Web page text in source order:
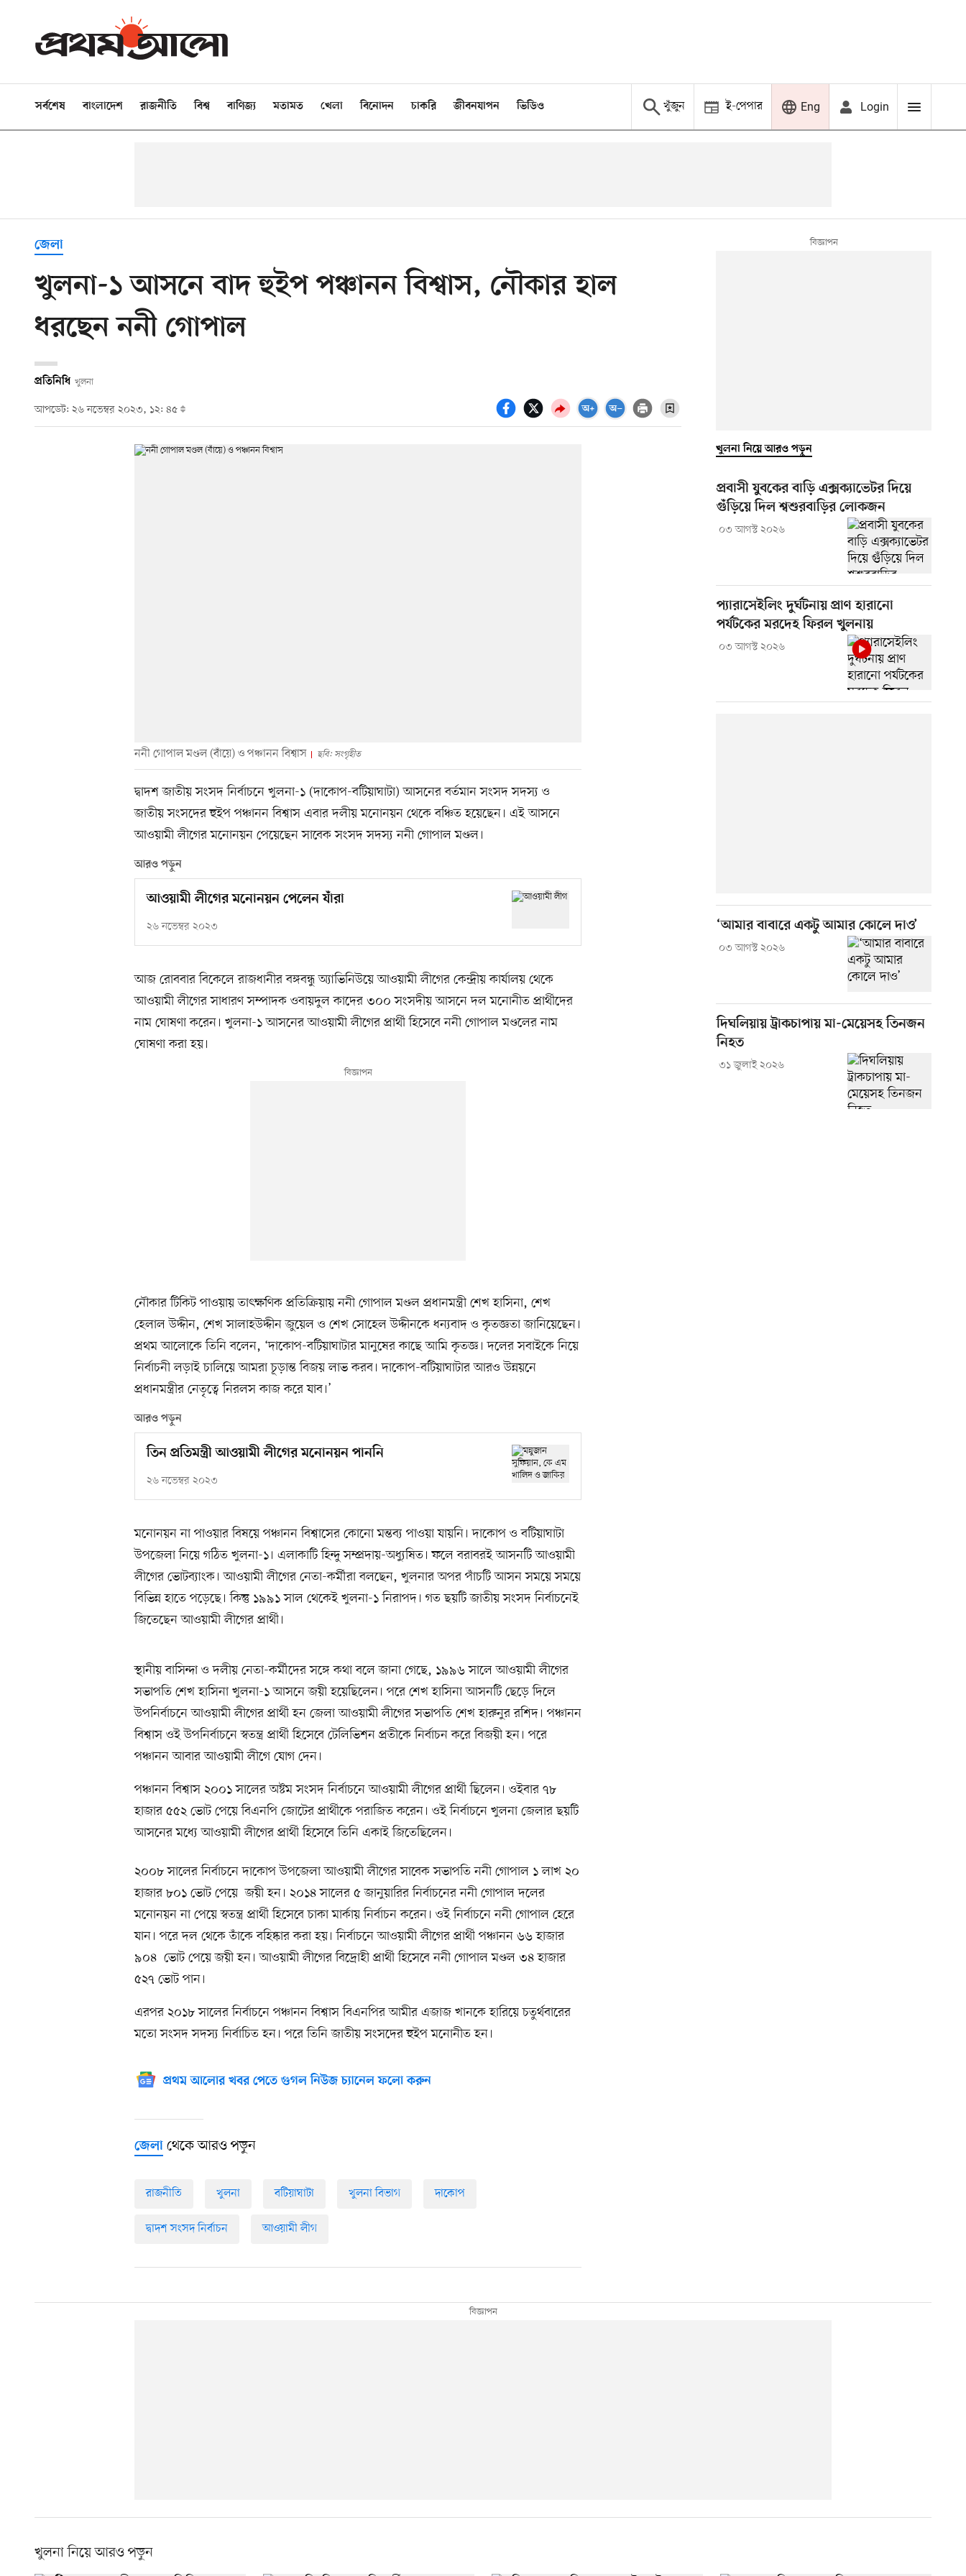
সর্বশেষ বাংলাদেশ রাজনীতি বিশ্ব বাণিজ্য মতামত খেলা বিনোদন চাকরি জীবনযাপন ভিডিও খুঁজুন ই-পেপার Eng Login
জেলা
খুলনা-১ আসনে বাদ হুইপ পঞ্চানন বিশ্বাস, নৌকার হাল
ধরছেন ননী গোপাল
প্রতিনিধি খুলনা
আপডেট: ২৬ নভেম্বর ২০২৩, ১২: ৪৫
ননী গোপাল মণ্ডল (বাঁয়ে) ও পঞ্চানন বিশ্বাস ছবি: সংগৃহীত
দ্বাদশ জাতীয় সংসদ নির্বাচনে খুলনা-১ (দাকোপ-বটিয়াঘাটা) আসনের বর্তমান সংসদ সদস্য ও
জাতীয় সংসদের হুইপ পঞ্চানন বিশ্বাস এবার দলীয় মনোনয়ন থেকে বঞ্চিত হয়েছেন। এই আসনে
আওয়ামী লীগের মনোনয়ন পেয়েছেন সাবেক সংসদ সদস্য ননী গোপাল মণ্ডল।
আরও পড়ুন
আওয়ামী লীগের মনোনয়ন পেলেন যাঁরা
২৬ নভেম্বর ২০২৩
আজ রোববার বিকেলে রাজধানীর বঙ্গবন্ধু অ্যাভিনিউয়ে আওয়ামী লীগের কেন্দ্রীয় কার্যালয় থেকে
আওয়ামী লীগের সাধারণ সম্পাদক ওবায়দুল কাদের ৩০০ সংসদীয় আসনে দল মনোনীত প্রার্থীদের
নাম ঘোষণা করেন। খুলনা-১ আসনের আওয়ামী লীগের প্রার্থী হিসেবে ননী গোপাল মণ্ডলের নাম
ঘোষণা করা হয়।
নৌকার টিকিট পাওয়ায় তাৎক্ষণিক প্রতিক্রিয়ায় ননী গোপাল মণ্ডল প্রধানমন্ত্রী শেখ হাসিনা, শেখ
হেলাল উদ্দীন, শেখ সালাহউদ্দীন জুয়েল ও শেখ সোহেল উদ্দীনকে ধন্যবাদ ও কৃতজ্ঞতা জানিয়েছেন।
প্রথম আলোকে তিনি বলেন, ‘দাকোপ-বটিয়াঘাটার মানুষের কাছে আমি কৃতজ্ঞ। দলের সবাইকে নিয়ে
নির্বাচনী লড়াই চালিয়ে আমরা চূড়ান্ত বিজয় লাভ করব। দাকোপ-বটিয়াঘাটার আরও উন্নয়নে
প্রধানমন্ত্রীর নেতৃত্বে নিরলস কাজ করে যাব।’
আরও পড়ুন
তিন প্রতিমন্ত্রী আওয়ামী লীগের মনোনয়ন পাননি
২৬ নভেম্বর ২০২৩
মনোনয়ন না পাওয়ার বিষয়ে পঞ্চানন বিশ্বাসের কোনো মন্তব্য পাওয়া যায়নি। দাকোপ ও বটিয়াঘাটা
উপজেলা নিয়ে গঠিত খুলনা-১। এলাকাটি হিন্দু সম্প্রদায়-অধ্যুষিত। ফলে বরাবরই আসনটি আওয়ামী
লীগের ভোটব্যাংক। আওয়ামী লীগের নেতা-কর্মীরা বলছেন, খুলনার অপর পাঁচটি আসন সময়ে সময়ে
বিভিন্ন হাতে পড়েছে। কিন্তু ১৯৯১ সাল থেকেই খুলনা-১ নিরাপদ। গত ছয়টি জাতীয় সংসদ নির্বাচনেই
জিতেছেন আওয়ামী লীগের প্রার্থী।
স্থানীয় বাসিন্দা ও দলীয় নেতা-কর্মীদের সঙ্গে কথা বলে জানা গেছে, ১৯৯৬ সালে আওয়ামী লীগের
সভাপতি শেখ হাসিনা খুলনা-১ আসনে জয়ী হয়েছিলেন। পরে শেখ হাসিনা আসনটি ছেড়ে দিলে
উপনির্বাচনে আওয়ামী লীগের প্রার্থী হন জেলা আওয়ামী লীগের সভাপতি শেখ হারুনুর রশিদ। পঞ্চানন
বিশ্বাস ওই উপনির্বাচনে স্বতন্ত্র প্রার্থী হিসেবে টেলিভিশন প্রতীকে নির্বাচন করে বিজয়ী হন। পরে
পঞ্চানন আবার আওয়ামী লীগে যোগ দেন।
পঞ্চানন বিশ্বাস ২০০১ সালের অষ্টম সংসদ নির্বাচনে আওয়ামী লীগের প্রার্থী ছিলেন। ওইবার ৭৮
হাজার ৫৫২ ভোট পেয়ে বিএনপি জোটের প্রার্থীকে পরাজিত করেন। ওই নির্বাচনে খুলনা জেলার ছয়টি
আসনের মধ্যে আওয়ামী লীগের প্রার্থী হিসেবে তিনি একাই জিতেছিলেন।
২০০৮ সালের নির্বাচনে দাকোপ উপজেলা আওয়ামী লীগের সাবেক সভাপতি ননী গোপাল ১ লাখ ২০
হাজার ৮০১ ভোট পেয়ে জয়ী হন। ২০১৪ সালের ৫ জানুয়ারির নির্বাচনের ননী গোপাল দলের
মনোনয়ন না পেয়ে স্বতন্ত্র প্রার্থী হিসেবে চাকা মার্কায় নির্বাচন করেন। ওই নির্বাচনে ননী গোপাল হেরে
যান। পরে দল থেকে তাঁকে বহিষ্কার করা হয়। নির্বাচনে আওয়ামী লীগের প্রার্থী পঞ্চানন ৬৬ হাজার
৯০৪ ভোট পেয়ে জয়ী হন। আওয়ামী লীগের বিদ্রোহী প্রার্থী হিসেবে ননী গোপাল মণ্ডল ৩৪ হাজার
৫২৭ ভোট পান।
এরপর ২০১৮ সালের নির্বাচনে পঞ্চানন বিশ্বাস বিএনপির আমীর এজাজ খানকে হারিয়ে চতুর্থবারের
মতো সংসদ সদস্য নির্বাচিত হন। পরে তিনি জাতীয় সংসদের হুইপ মনোনীত হন।
প্রথম আলোর খবর পেতে গুগল নিউজ চ্যানেল ফলো করুন
জেলা থেকে আরও পড়ুন
রাজনীতি খুলনা বটিয়াঘাটা খুলনা বিভাগ দাকোপ
দ্বাদশ সংসদ নির্বাচন আওয়ামী লীগ
খুলনা নিয়ে আরও পড়ুন
প্রবাসী যুবকের বাড়ি এক্সক্যাভেটর দিয়ে
গুঁড়িয়ে দিল শ্বশুরবাড়ির লোকজন
০৩ আগস্ট ২০২৬
প্যারাসেইলিং দুর্ঘটনায় প্রাণ হারানো
পর্যটকের মরদেহ ফিরল খুলনায়
০৩ আগস্ট ২০২৬
‘আমার বাবারে একটু আমার কোলে দাও’
০৩ আগস্ট ২০২৬
দিঘলিয়ায় ট্রাকচাপায় মা-মেয়েসহ তিনজন
নিহত
৩১ জুলাই ২০২৬
খুলনা নিয়ে আরও পড়ুন